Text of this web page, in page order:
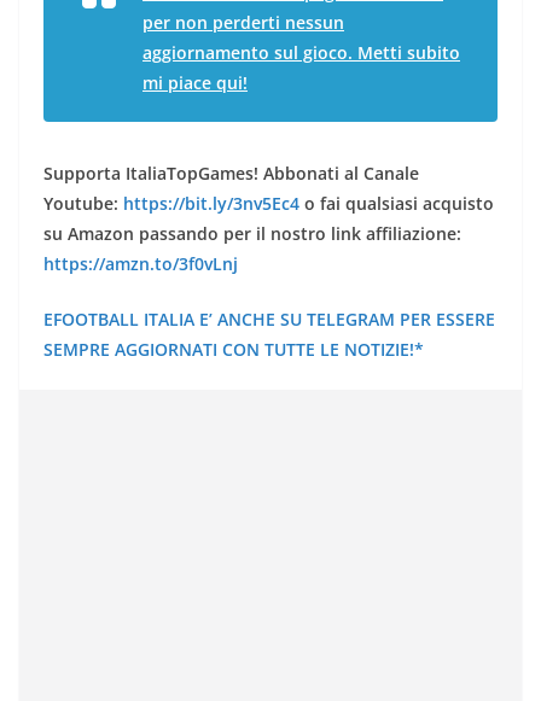
per non perderti nessun
aggiornamento sul gioco. Metti subito
mi piace qui!
Supporta ItaliaTopGames! Abbonati al Canale
Youtube: https://bit.ly/3nv5Ec4 o fai qualsiasi acquisto
su Amazon passando per il nostro link affiliazione:
https://amzn.to/3f0vLnj
EFOOTBALL ITALIA E’ ANCHE SU TELEGRAM PER ESSERE
SEMPRE AGGIORNATI CON TUTTE LE NOTIZIE!*